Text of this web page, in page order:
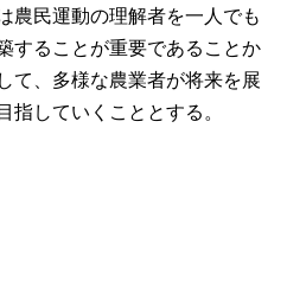
民運動の理解者を一人でも
することが重要であることか
て、多様な農業者が将来を展
指していくこととする。